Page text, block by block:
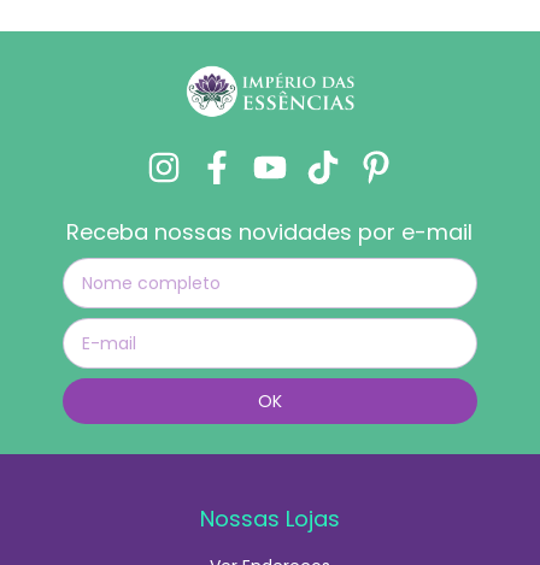
Receba nossas novidades por e-mail
Nossas Lojas